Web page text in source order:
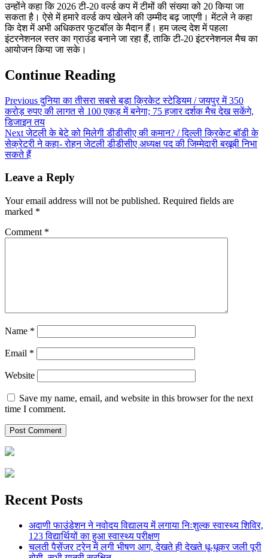
उन्होंने कहा कि 2026 टी-20 वर्ल्ड कप में टीमों की संख्या को 20 किया जा
सकता है। ऐसे में हमारे वर्ल्ड कप खेलने की उम्मीद बढ़ जाएगी। मेंटले ने कहा
कि देश में अभी अधिकतर फुटबॉल के मैदान हैं। हम जल्द देश में पहला
इंटरनेशनल स्तर का ग्राउंड बनाने जा रहा हैं, ताकि टी-20 इंटरनेशनल मैच का
आयोजन किया जा सके।
Continue Reading
Previousदुनिया का तीसरा सबसे बड़ा क्रिकेट स्टेडियम / जयपुर में 350
करोड़ रुपए की लागत से 100 एकड़ में बनेगा; 75 हजार दर्शक मैच देख सकेंगे,
डिजाइन तय
Nextजेटली के बेटे को मिलेगी डीडीसीए की कमान? / दिल्ली क्रिकेट बॉडी के
सेक्रेटरी ने कहा- रोहन जेटली डीडीसीए अध्यक्ष पद की जिम्मेदारी बखूबी निभा
सकते हैं
Leave a Reply
Your email address will not be published. Required fields are
marked *
Comment *
Name *
Email *
Website
Save my name, email, and website in this browser for the next
time I comment.
Recent Posts
अदाणी फाउंडेशन ने नवोदय विद्यालय में लगाया निःशुल्क स्वास्थ्य शिविर,
123 विद्यार्थियों का हुआ स्वास्थ्य परीक्षण
चलती पैसेंजर ट्रेन में लगी भीषण आग, देखते ही देखते धू-धूकर जली पूरी